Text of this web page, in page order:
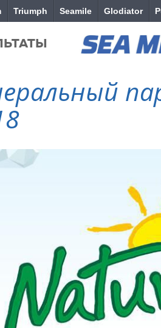
Triumph Seamile Glodiator